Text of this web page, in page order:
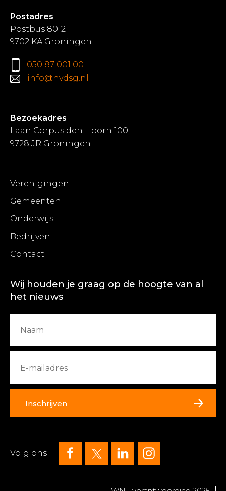
Postadres
Postbus 8012
9702 KA Groningen
050 87 001 00
info@hvdsg.nl
Bezoekadres
Laan Corpus den Hoorn 100
9728 JR Groningen
Verenigingen
Gemeenten
Onderwijs
Bedrijven
Contact
Wij houden je graag op de hoogte van al
het nieuws
Inschrijven
Volg ons